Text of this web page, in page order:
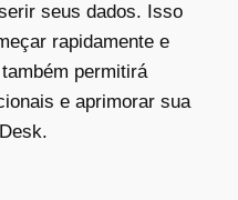
seus dados. Isso
rapidamente e
permitirá
e aprimorar sua